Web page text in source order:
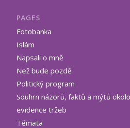
PAGES
Fotobanka
Islám
Napsali o mně
Než bude pozdě
Politický program
Souhrn názorů, faktů a mýtů
evidence tržeb
Témata